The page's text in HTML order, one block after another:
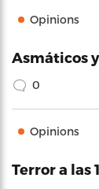
Opinions
Asmáticos
0
Opinions
Terror a las